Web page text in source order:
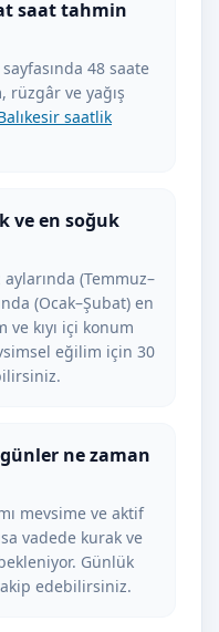
saat tahmin
48 saate
rüzgâr ve yağış
saatlik
ve en soğuk
(Temmuz–
(Ocak–Şubat) en
ve kıyı içi konum
eğilim için 30
günler ne zaman
mevsime ve aktif
vadede kurak ve
Günlük
edebilirsiniz.